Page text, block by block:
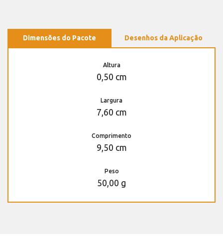
Dimensões do Pacote Desenhos da Aplicação
Altura
0,50 cm
Largura
7,60 cm
Comprimento
9,50 cm
Peso
50,00 g